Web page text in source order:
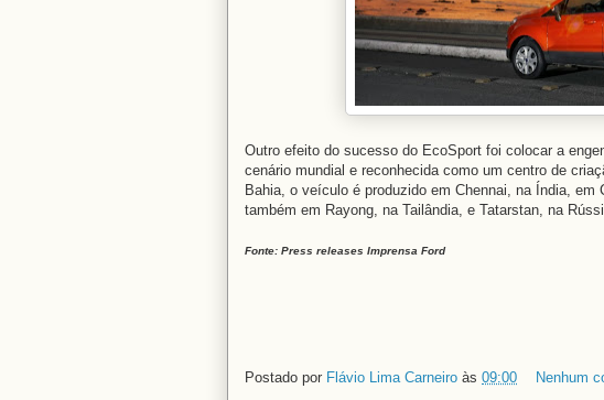
Outro efeito do sucesso do EcoSport foi colocar a
cenário mundial e reconhecida como um centro de
Bahia, o veículo é produzido em Chennai, na Índia, em
também em Rayong, na Tailândia, e Tatarstan, na
Fonte: Press releases Imprensa Ford
Postado por Flávio Lima Carneiro às 09:00
Nenhum